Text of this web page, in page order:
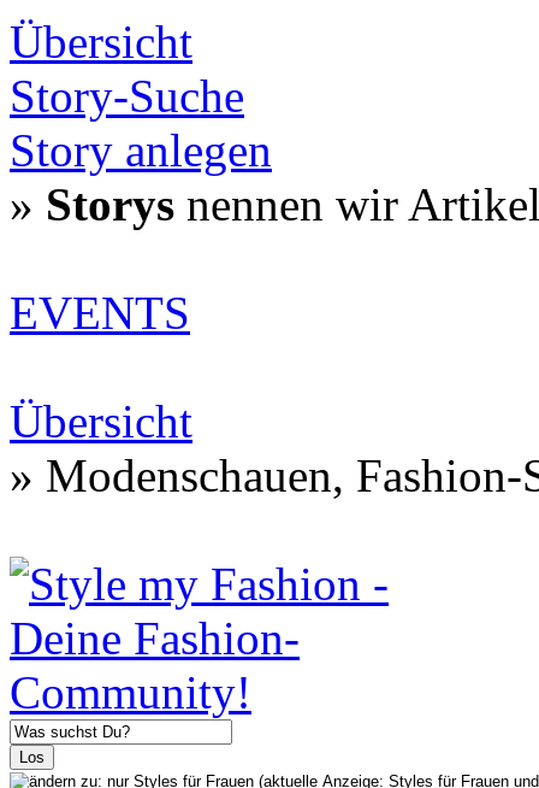
Übersicht
Story-Suche
Story anlegen
» Storys nennen wir
EVENTS
Übersicht
» Modenschauen,